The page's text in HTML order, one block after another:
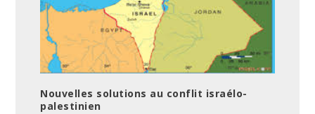
Nouvelles solutions au conflit israélo-
palestinien